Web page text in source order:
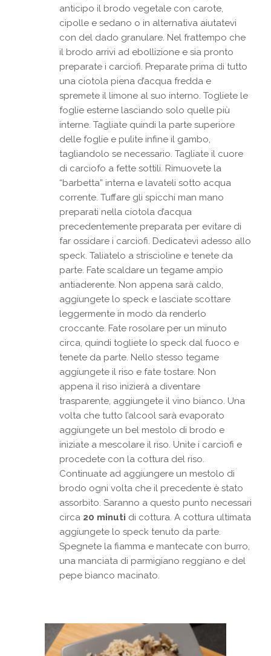
anticipo il brodo vegetale con carote,
cipolle e sedano o in alternativa aiutatevi
con del dado granulare. Nel frattempo che
il brodo arrivi ad ebollizione e sia pronto
preparate i carciofi. Preparate prima di tutto
una ciotola piena d’acqua fredda e
spremete il limone al suo interno. Togliete le
foglie esterne lasciando solo quelle più
interne. Tagliate quindi la parte superiore
delle foglie e pulite infine il gambo,
tagliandolo se necessario. Tagliate il cuore
di carciofo a fette sottili. Rimuovete la
“barbetta” interna e lavateli sotto acqua
corrente. Tuffare gli spicchi man mano
preparati nella ciotola d’acqua
precedentemente preparata per evitare di
far ossidare i carciofi. Dedicatevi adesso allo
speck. Taliatelo a striscioline e tenete da
parte. Fate scaldare un tegame ampio
antiaderente. Non appena sarà caldo,
aggiungete lo speck e lasciate scottare
leggermente in modo da renderlo
croccante. Fate rosolare per un minuto
circa, quindi togliete lo speck dal fuoco e
tenete da parte. Nello stesso tegame
aggiungete il riso e fate tostare. Non
appena il riso inizierà a diventare
trasparente, aggiungete il vino bianco. Una
volta che tutto l’alcool sarà evaporato
aggiungete un bel mestolo di brodo e
iniziate a mescolare il riso. Unite i carciofi e
procedete con la cottura del riso.
Continuate ad aggiungere un mestolo di
brodo ogni volta che il precedente è stato
assorbito. Saranno a questo punto necessari
circa 20 minuti di cottura. A cottura ultimata
aggiungete lo speck tenuto da parte.
Spegnete la fiamma e mantecate con burro,
una manciata di parmigiano reggiano e del
pepe bianco macinato.